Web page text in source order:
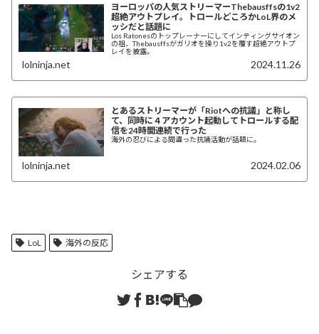
ヨーロッパの人気ストリーマーThebausffsの1v2
超絶アウトプレイ。トロールどころかLoL界のメ
ッシだと話題に
Los Ratonesのトップレーナーにしてインティングサイオン
の祖、Thebausffsがガリオを操り1v2を覆す超絶アウトプ
レイを披露。
lolninja.net 2024.11.26
とあるストリーマーが「Riotへの抗議」と称し
て、同時に４アカウント起動してトロールする配
信を24時間連続で行った
海外の忍びによる間違った抗議活動が話題に。
lolninja.net 2024.02.06
LoL 海外の反応
シェアする